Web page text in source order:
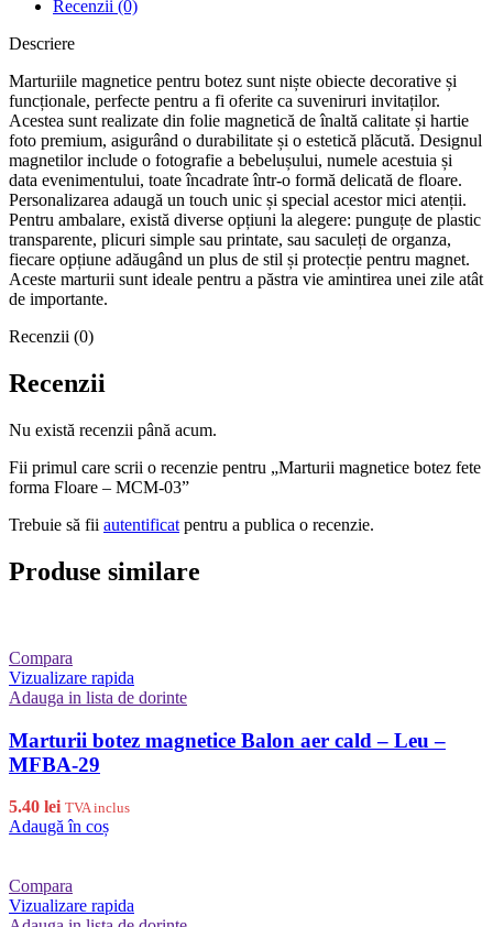
Recenzii (0)
Descriere
Marturiile magnetice pentru botez sunt niște obiecte decorative și
funcționale, perfecte pentru a fi oferite ca suveniruri invitaților.
Acestea sunt realizate din folie magnetică de înaltă calitate și hartie
foto premium, asigurând o durabilitate și o estetică plăcută. Designul
magnetilor include o fotografie a bebelușului, numele acestuia și
data evenimentului, toate încadrate într-o formă delicată de floare.
Personalizarea adaugă un touch unic și special acestor mici atenții.
Pentru ambalare, există diverse opțiuni la alegere: punguțe de plastic
transparente, plicuri simple sau printate, sau saculeți de organza,
fiecare opțiune adăugând un plus de stil și protecție pentru magnet.
Aceste marturii sunt ideale pentru a păstra vie amintirea unei zile atât
de importante.
Recenzii (0)
Recenzii
Nu există recenzii până acum.
Fii primul care scrii o recenzie pentru „Marturii magnetice botez fete
forma Floare – MCM-03”
Trebuie să fii autentificat pentru a publica o recenzie.
Produse similare
Compara
Vizualizare rapida
Adauga in lista de dorinte
Marturii botez magnetice Balon aer cald – Leu –
MFBA-29
5.40 lei TVA inclus
Adaugă în coș
Compara
Vizualizare rapida